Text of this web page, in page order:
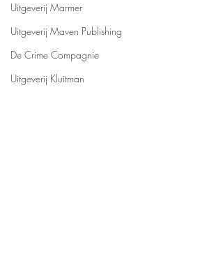
Uitgeverij Marmer
Uitgeverij Maven Publishing
De Crime Compagnie
Uitgeverij Kluitman